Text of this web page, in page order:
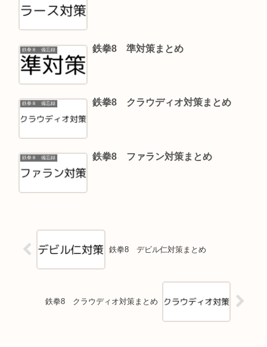
鉄拳８ 備忘録 鉄拳8 準対策まとめ
鉄拳８ 備忘録 鉄拳8 クラウディオ対策まとめ
鉄拳８ 備忘録 鉄拳8 ファラン対策まとめ
鉄拳8 デビル仁対策まとめ
鉄拳8 クラウディオ対策まとめ